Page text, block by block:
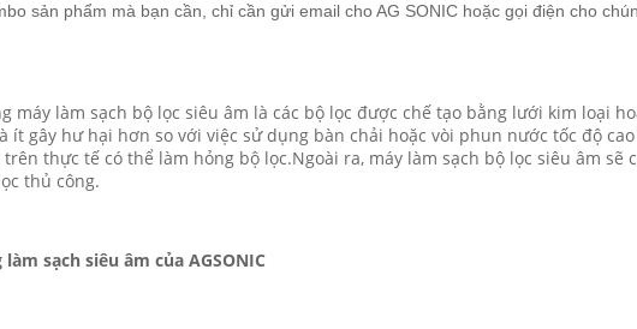
sản phẩm mà bạn cần, chỉ cần gửi email cho AG SONIC hoặc gọi điện cho
máy làm sạch bộ lọc siêu âm là các bộ lọc được chế tạo bằng lưới kim loại
ít gây hư hại hơn so với việc sử dụng bàn chải hoặc vòi phun nước tốc độ
thực tế có thể làm hỏng bộ lọc.Ngoài ra, máy làm sạch bộ lọc siêu âm
thủ công.
sạch siêu âm của AGSONIC